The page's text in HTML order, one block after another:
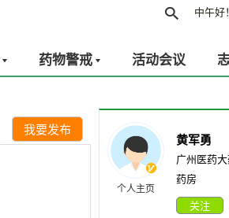
中午好！
药物警戒 活动会议
我要发布
个人主页
黄军勇
广州医药
药房
关注